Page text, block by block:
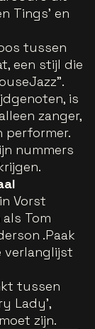
Tings' en
tussen
een stijl die
is
zanger,
performer.
nummers
Vorst
Tom
.Paak
verlanglijst
tussen
Lady',
zijn.